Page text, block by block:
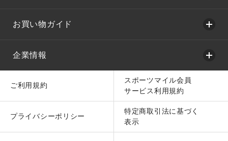
お買い物ガイド
企業情報
ご利用規約
スポーツマイル会員
サービス利用規約
プライバシーポリシー
特定商取引法に基づく
表示